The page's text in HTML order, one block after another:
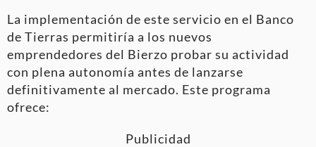
La implementación de este servicio en el Banco
de Tierras permitiría a los nuevos
emprendedores del Bierzo probar su actividad
con plena autonomía antes de lanzarse
definitivamente al mercado. Este programa
ofrece:
Publicidad